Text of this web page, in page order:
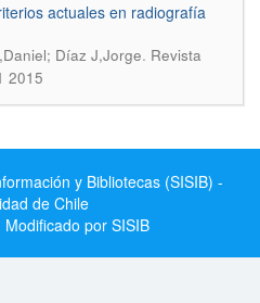
actuales en radiografía
Díaz J,Jorge. Revista
2015
y Bibliotecas (SISIB) -
de Chile
por SISIB